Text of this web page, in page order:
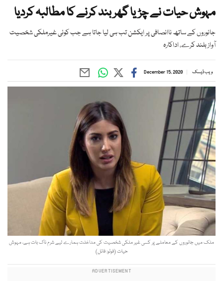
مہوش حیات نے چڑیا گھر بند کرنے کا مطالبہ کردیا
جانوروں کے ساتھ ناانصافی پر ایکشن تب ہی لیا جاتا ہے جب کوئی غیرملکی شخصیت
آواز بلند کرے، اداکارہ
ویب ڈیسک December 15, 2020
ملک میں جانوروں کے معاملے پر کسی غیر ملکی شخصیت کی مداخلت ہمارے لیے شرم ناک بات ہے، مہوش
حیات (فوٹو: فائل)